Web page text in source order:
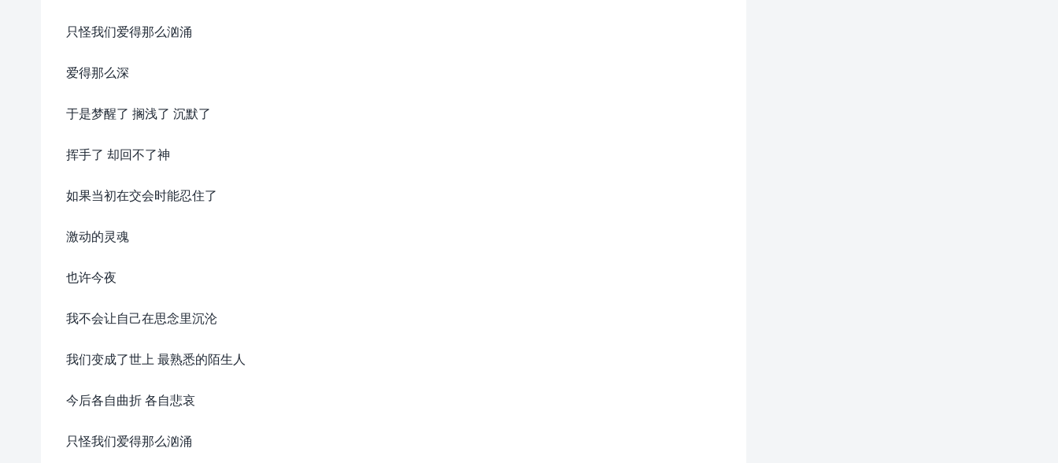
只怪我们爱得那么汹涌
爱得那么深
于是梦醒了 搁浅了 沉默了
挥手了 却回不了神
如果当初在交会时能忍住了
激动的灵魂
也许今夜
我不会让自己在思念里沉沦
我们变成了世上 最熟悉的陌生人
今后各自曲折 各自悲哀
只怪我们爱得那么汹涌